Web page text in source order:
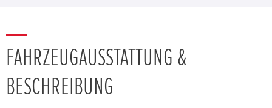
FAHRZEUGAUSSTATTUNG &
BESCHREIBUNG